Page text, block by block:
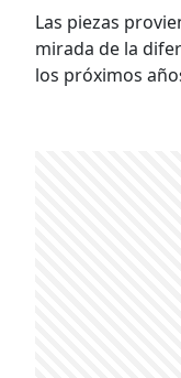
Las piezas
mirada de la
los próximos